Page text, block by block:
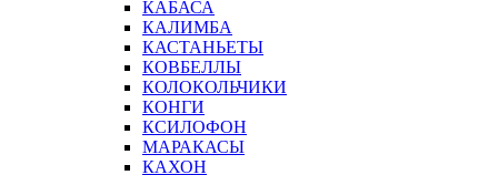
КАБАСА
КАЛИМБА
КАСТАНЬЕТЫ
КОВБЕЛЛЫ
КОЛОКОЛЬЧИКИ
КОНГИ
КСИЛОФОН
МАРАКАСЫ
КАХОН